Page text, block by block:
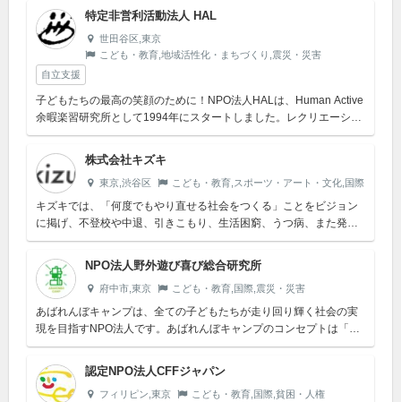
づくり、バリア...
特定非営利活動法人 HAL
世田谷区,東京
こども・教育,地域活性化・まちづくり,震災・災害
自立支援
子どもたちの最高の笑顔のために！NPO法人HALは、Human Active
余暇楽習研究所として1994年にスタートしました。レクリエーショ
ンのノーマライゼーションを基本理念とし、健常児・障が...
株式会社キズキ
東京,渋谷区 こども・教育,スポーツ・アート・文化,国際
キズキでは、「何度でもやり直せる社会をつくる」ことをビジョン
に掲げ、不登校や中退、引きこもり、生活困窮、うつ病、また発達
障害など、様々な困難に直面した方たちに向けた事業を展開してい
ます。様々な理...
NPO法人野外遊び喜び総合研究所
府中市,東京 こども・教育,国際,震災・災害
あばれんぼキャンプは、全ての子どもたちが走り回り輝く社会の実
現を目指すNPO法人です。あばれんぼキャンプのコンセプトは「み
んなのとっておきのバ」。《バ》とカタカナにしたのは、そこに3つ
の意味を込...
認定NPO法人CFFジャパン
フィリピン,東京 こども・教育,国際,貧困・人権